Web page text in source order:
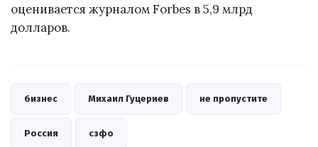
оценивается журналом Forbes в 5,9 млрд
долларов.
бизнес Михаил Гуцериев не пропустите
Россия сзфо